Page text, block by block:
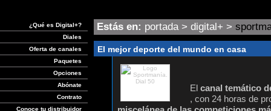
¿Qué es Digital+?
Diales
Oferta de canales
Paquetes
Opciones
Abónate
Contrato
Conoce tu distribuidor
Estás en: portada> digital+ >
El mejor deporte del mundo en casa
El canal temático
, con 24 horas de